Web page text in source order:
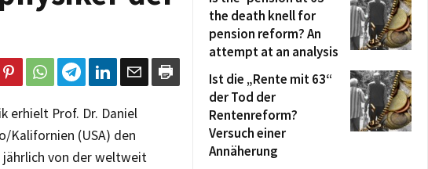
erhielt Prof. Dr. Daniel
Kalifornien (USA) den
jährlich von der weltweit
the death knell for
pension reform? An
attempt at an analysis
Ist die „Rente mit 63“
der Tod der
Rentenreform?
Versuch einer
Annäherung